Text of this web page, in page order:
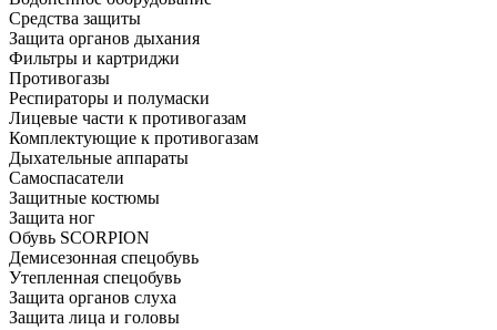
Средства защиты
Защита органов дыхания
Фильтры и картриджи
Противогазы
Респираторы и полумаски
Лицевые части к противогазам
Комплектующие к противогазам
Дыхательные аппараты
Самоспасатели
Защитные костюмы
Защита ног
Обувь SCORPION
Демисезонная спецобувь
Утепленная спецобувь
Защита органов слуха
Защита лица и головы